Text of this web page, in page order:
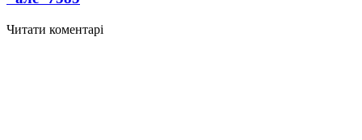
Читати коментарі